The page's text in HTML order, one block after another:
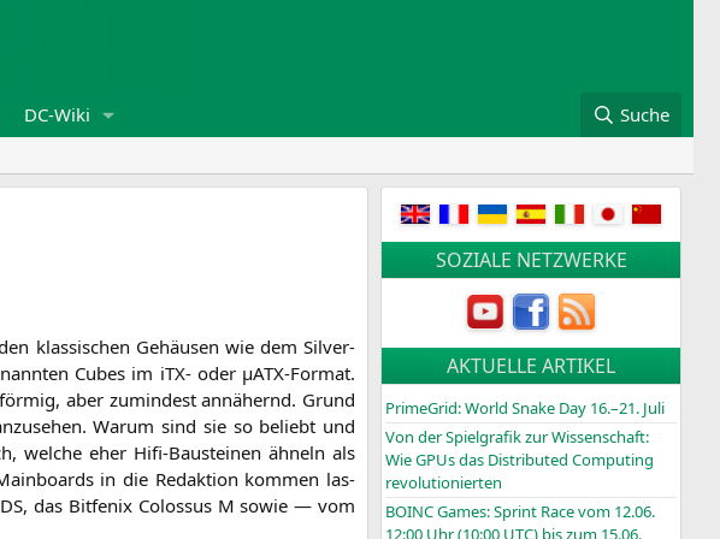
DC-Wiki Suche
klas­si­schen Gehäu­sen wie dem Sil­ver­
Cubes im iTX- oder µATX-For­mat.
aber zumin­dest annä­hernd. Grund
War­um sind sie so beliebt und
wel­che eher Hifi-Bau­stei­nen ähneln als
in die Redak­ti­on kom­men las­
DS, das Bit­fe­nix Colos­sus M sowie — vom
SOZIALE NETZWERKE
AKTUELLE ARTIKEL
PrimeGrid: World Snake Day 16.–21. Juli
Von der Spielgrafik zur Wissenschaft:
Wie GPUs das Distributed Computing
revolutionierten
BOINCGames: Sprint Race vom 12.06.
12:00 Uhr (10:00 UTC) bis zum 15.06.